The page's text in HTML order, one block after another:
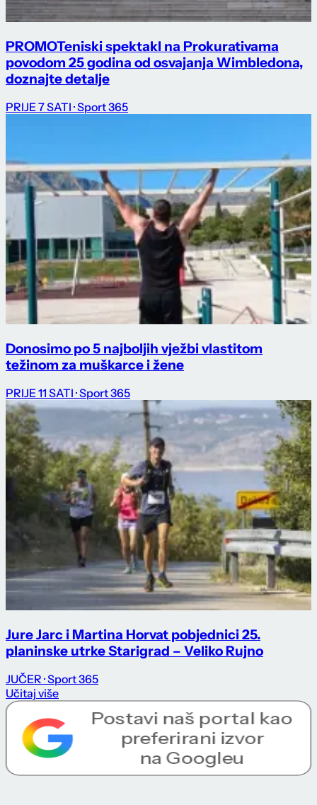
PROMOTeniski spektakl na Prokurativama
povodom 25 godina od osvajanja Wimbledona,
doznajte detalje
PRIJE 7 SATI · Sport 365
Donosimo po 5 najboljih vježbi vlastitom
težinom za muškarce i žene
PRIJE 11 SATI · Sport 365
Jure Jarc i Martina Horvat pobjednici 25.
planinske utrke Starigrad – Veliko Rujno
JUČER · Sport 365
Učitaj više